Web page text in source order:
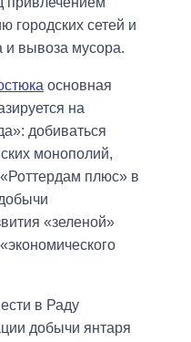
городских сетей и
и вывоза мусора.
основная
на
добиваться
монополий,
плюс» в
«зеленой»
в Раду
добычи янтаря